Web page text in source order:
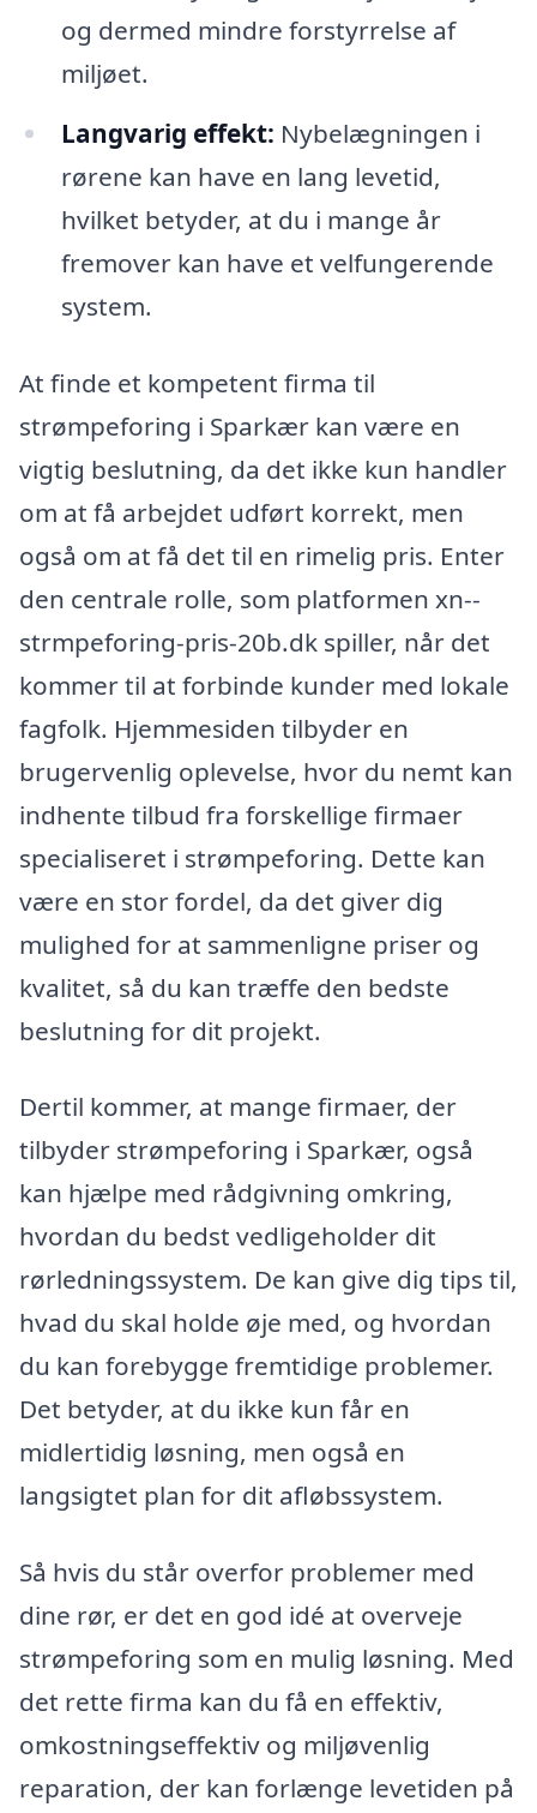
og dermed mindre forstyrrelse af
miljøet.
Langvarig effekt: Nybelægningen i
rørene kan have en lang levetid,
hvilket betyder, at du i mange år
fremover kan have et velfungerende
system.
At finde et kompetent firma til
strømpeforing i Sparkær kan være en
vigtig beslutning, da det ikke kun handler
om at få arbejdet udført korrekt, men
også om at få det til en rimelig pris. Enter
den centrale rolle, som platformen xn--
strmpeforing-pris-20b.dk spiller, når det
kommer til at forbinde kunder med lokale
fagfolk. Hjemmesiden tilbyder en
brugervenlig oplevelse, hvor du nemt kan
indhente tilbud fra forskellige firmaer
specialiseret i strømpeforing. Dette kan
være en stor fordel, da det giver dig
mulighed for at sammenligne priser og
kvalitet, så du kan træffe den bedste
beslutning for dit projekt.
Dertil kommer, at mange firmaer, der
tilbyder strømpeforing i Sparkær, også
kan hjælpe med rådgivning omkring,
hvordan du bedst vedligeholder dit
rørledningssystem. De kan give dig tips til,
hvad du skal holde øje med, og hvordan
du kan forebygge fremtidige problemer.
Det betyder, at du ikke kun får en
midlertidig løsning, men også en
langsigtet plan for dit afløbssystem.
Så hvis du står overfor problemer med
dine rør, er det en god idé at overveje
strømpeforing som en mulig løsning. Med
det rette firma kan du få en effektiv,
omkostningseffektiv og miljøvenlig
reparation, der kan forlænge levetiden på